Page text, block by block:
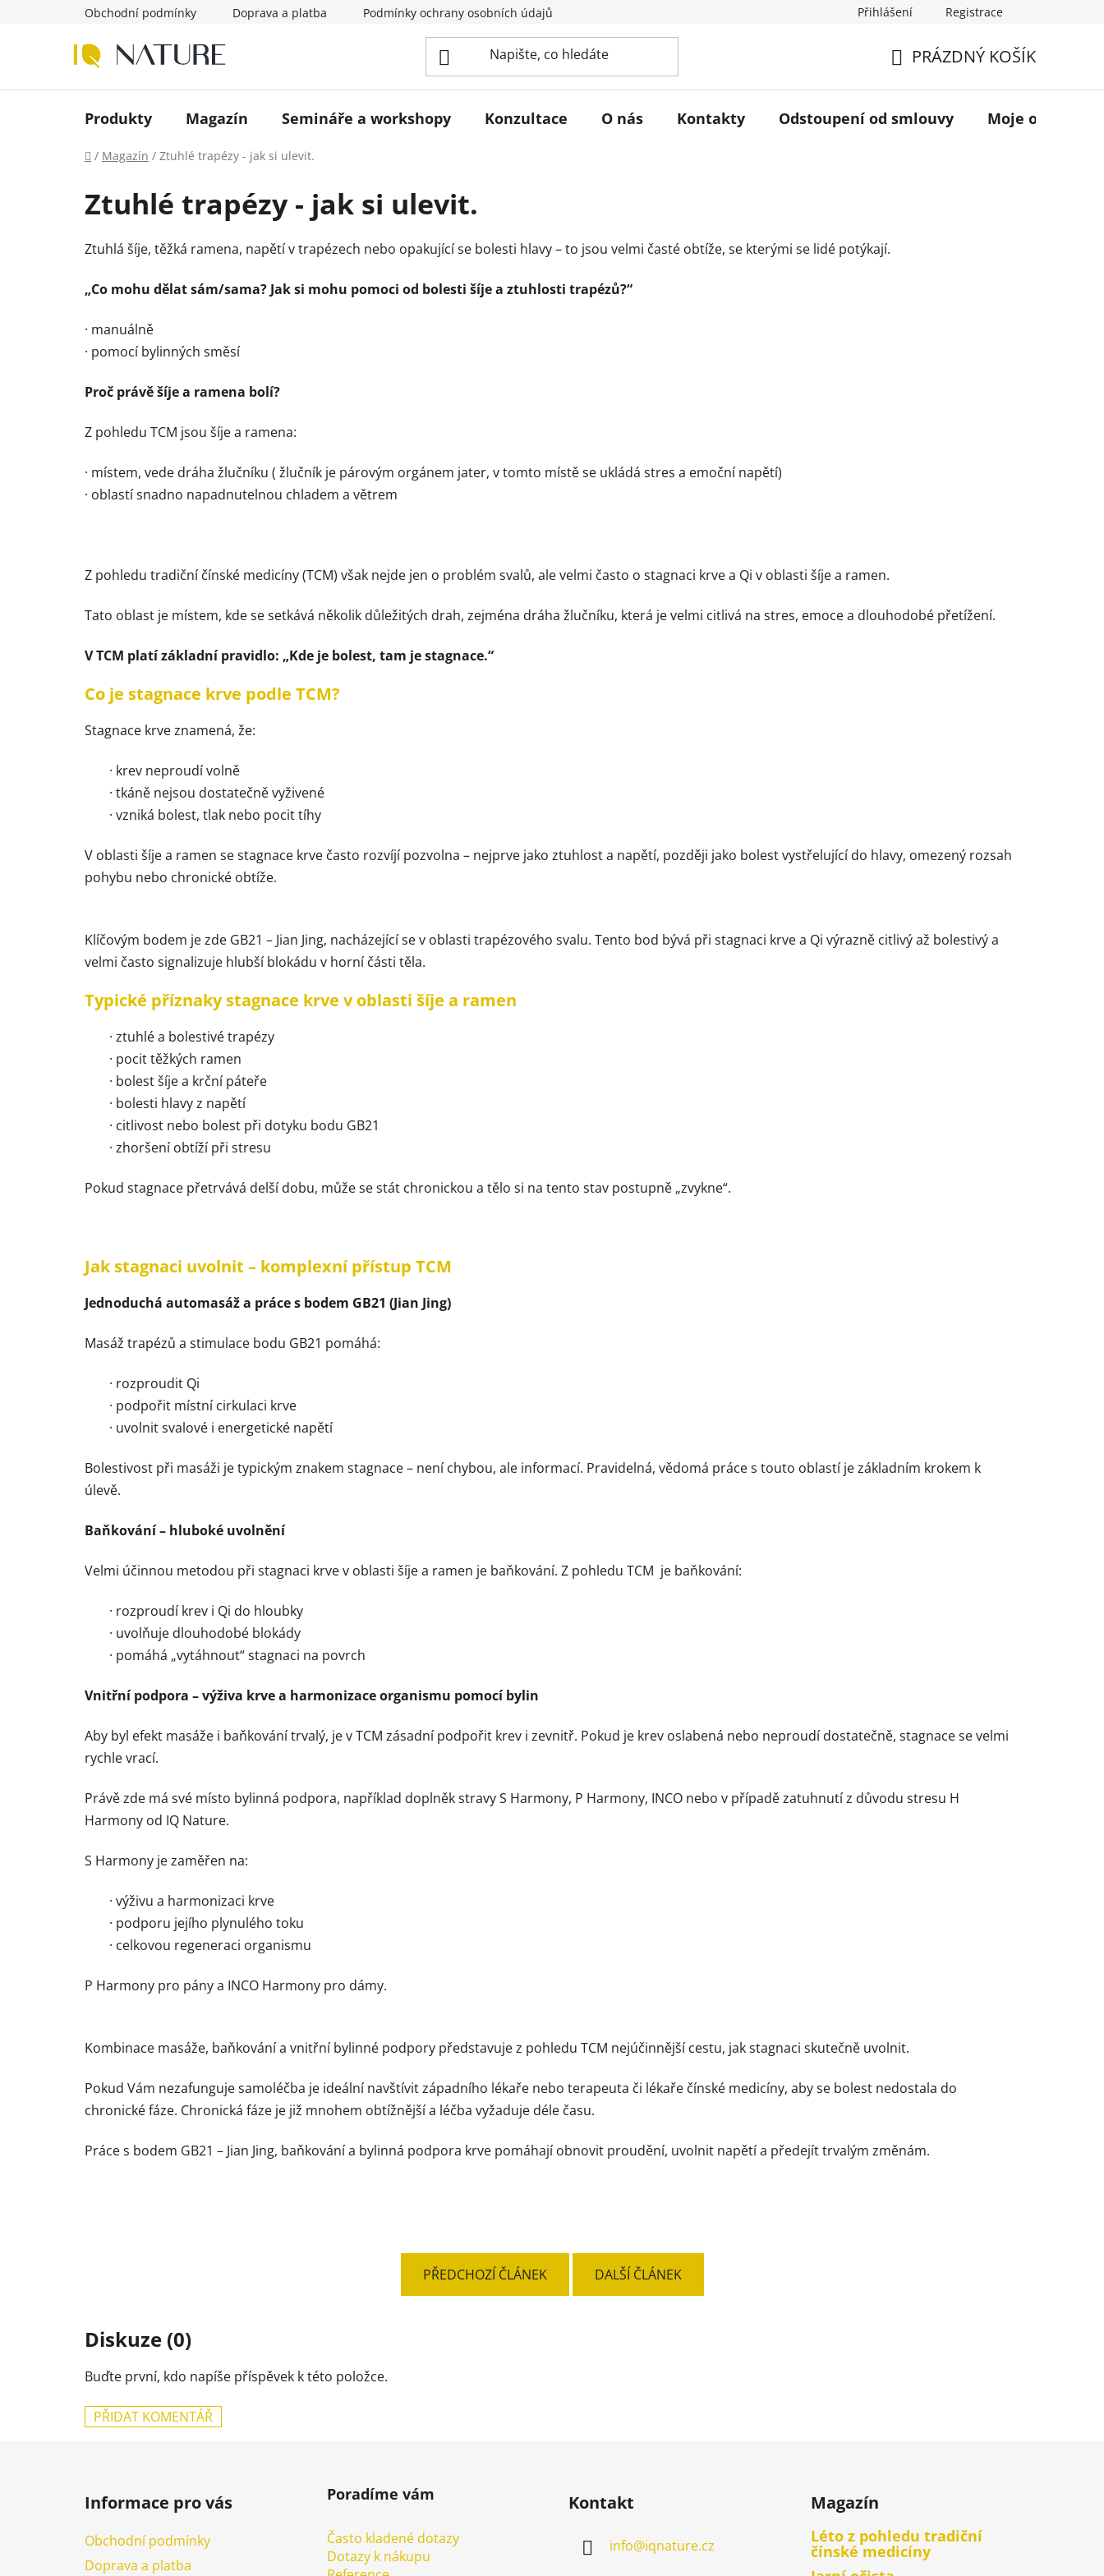
Obchodní podmínky Doprava a platba Podmínky ochrany osobních údajů Poučení spotřebitele o právu na odstoupení od smlouvy O nás Kontakty
Přihlášení Registrace
KOŠÍK
PRÁZDNÝ KOŠÍK
Produkty Magazín Semináře a workshopy Konzultace O nás Kontakty Odstoupení od smlouvy Moje
Domů
/ Magazín / Ztuhlé trapézy - jak si ulevit.
Ztuhlé trapézy - jak si ulevit.
Ztuhlá šíje, těžká ramena, napětí v trapézech nebo opakující se bolesti hlavy – to jsou velmi časté obtíže, se kterými se lidé potýkají.
„Co mohu dělat sám/sama? Jak si mohu pomoci od bolesti šíje a ztuhlosti trapézů?“
· manuálně
· pomocí bylinných směsí
Proč právě šíje a ramena bolí?
Z pohledu TCM jsou šíje a ramena:
· místem, vede dráha žlučníku ( žlučník je párovým orgánem jater, v tomto místě se ukládá stres a emoční napětí)
· oblastí snadno napadnutelnou chladem a větrem
Z pohledu tradiční čínské medicíny (TCM) však nejde jen o problém svalů, ale velmi často o stagnaci krve a Qi v oblasti šíje a ramen.
Tato oblast je místem, kde se setkává několik důležitých drah, zejména dráha žlučníku, která je velmi citlivá na stres, emoce a dlouhodobé přetížení.
V TCM platí základní pravidlo: „Kde je bolest, tam je stagnace.“
Co je stagnace krve podle TCM?
Stagnace krve znamená, že:
· krev neproudí volně
· tkáně nejsou dostatečně vyživené
· vzniká bolest, tlak nebo pocit tíhy
V oblasti šíje a ramen se stagnace krve často rozvíjí pozvolna – nejprve jako ztuhlost a napětí, později jako bolest vystřelující do hlavy, omezený rozsah
pohybu nebo chronické obtíže.
Klíčovým bodem je zde GB21 – Jian Jing, nacházející se v oblasti trapézového svalu. Tento bod bývá při stagnaci krve a Qi výrazně citlivý až bolestivý a
velmi často signalizuje hlubší blokádu v horní části těla.
Typické příznaky stagnace krve v oblasti šíje a ramen
· ztuhlé a bolestivé trapézy
· pocit těžkých ramen
· bolest šíje a krční páteře
· bolesti hlavy z napětí
· citlivost nebo bolest při dotyku bodu GB21
· zhoršení obtíží při stresu
Pokud stagnace přetrvává delší dobu, může se stát chronickou a tělo si na tento stav postupně „zvykne“.
Jak stagnaci uvolnit – komplexní přístup TCM
Jednoduchá automasáž a práce s bodem GB21 (Jian Jing)
Masáž trapézů a stimulace bodu GB21 pomáhá:
· rozproudit Qi
· podpořit místní cirkulaci krve
· uvolnit svalové i energetické napětí
Bolestivost při masáži je typickým znakem stagnace – není chybou, ale informací. Pravidelná, vědomá práce s touto oblastí je základním krokem k
úlevě.
Baňkování – hluboké uvolnění
Velmi účinnou metodou při stagnaci krve v oblasti šíje a ramen je baňkování. Z pohledu TCM je baňkování:
· rozproudí krev i Qi do hloubky
· uvolňuje dlouhodobé blokády
· pomáhá „vytáhnout“ stagnaci na povrch
Vnitřní podpora – výživa krve a harmonizace organismu pomocí bylin
Aby byl efekt masáže i baňkování trvalý, je v TCM zásadní podpořit krev i zevnitř. Pokud je krev oslabená nebo neproudí dostatečně, stagnace se velmi
rychle vrací.
Právě zde má své místo bylinná podpora, například doplněk stravy S Harmony, P Harmony, INCO nebo v případě zatuhnutí z důvodu stresu H
Harmony od IQ Nature.
S Harmony je zaměřen na:
· výživu a harmonizaci krve
· podporu jejího plynulého toku
· celkovou regeneraci organismu
P Harmony pro pány a INCO Harmony pro dámy.
Kombinace masáže, baňkování a vnitřní bylinné podpory představuje z pohledu TCM nejúčinnější cestu, jak stagnaci skutečně uvolnit.
Pokud Vám nezafunguje samoléčba je ideální navštívit západního lékaře nebo terapeuta či lékaře čínské medicíny, aby se bolest nedostala do
chronické fáze. Chronická fáze je již mnohem obtížnější a léčba vyžaduje déle času.
Práce s bodem GB21 – Jian Jing, baňkování a bylinná podpora krve pomáhají obnovit proudění, uvolnit napětí a předejít trvalým změnám.
PŘEDCHOZÍ ČLÁNEK DALŠÍ ČLÁNEK
Diskuze (0)
Buďte první, kdo napíše příspěvek k této položce.
PŘIDAT KOMENTÁŘ
Informace pro vás
Obchodní podmínky
Doprava a platba
Poradíme vám
Často kladené dotazy
Dotazy k nákupu
Kontakt
info@iqnature.cz
Magazín
Léto z pohledu tradiční
čínské medicíny